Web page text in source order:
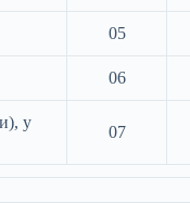
05
06
у
07